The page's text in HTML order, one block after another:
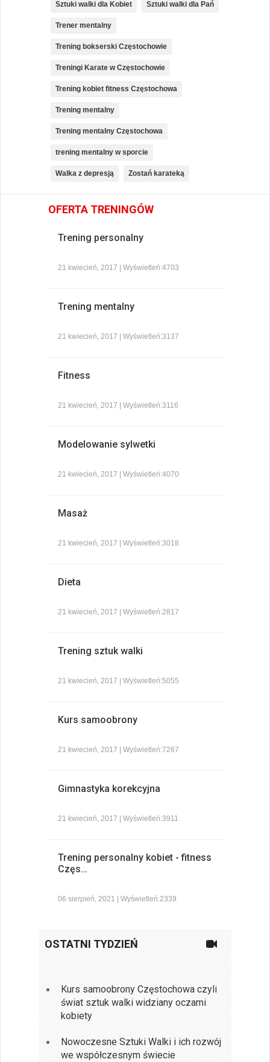
Sztuki walki dla Kobiet Sztuki walki dla Pań
Trener mentalny
Trening bokserski Częstochowie
Treningi Karate w Częstochowie
Trening kobiet fitness Częstochowa
Trening mentalny
Trening mentalny Częstochowa
trening mentalny w sporcie
Walka z depresją Zostań karateką
OFERTA TRENINGÓW
Trening personalny
21 kwiecień, 2017 | Wyświetleń:4703
Trening mentalny
21 kwiecień, 2017 | Wyświetleń:3137
Fitness
21 kwiecień, 2017 | Wyświetleń:3116
Modelowanie sylwetki
21 kwiecień, 2017 | Wyświetleń:4070
Masaż
21 kwiecień, 2017 | Wyświetleń:3018
Dieta
21 kwiecień, 2017 | Wyświetleń:2817
Trening sztuk walki
21 kwiecień, 2017 | Wyświetleń:5055
Kurs samoobrony
21 kwiecień, 2017 | Wyświetleń:7267
Gimnastyka korekcyjna
21 kwiecień, 2017 | Wyświetleń:3911
Trening personalny kobiet - fitness
Częs…
06 sierpień, 2021 | Wyświetleń:2339
OSTATNI TYDZIEŃ
Kurs samoobrony Częstochowa czyli
świat sztuk walki widziany oczami
kobiety
Nowoczesne Sztuki Walki i ich rozwój
we współczesnym świecie